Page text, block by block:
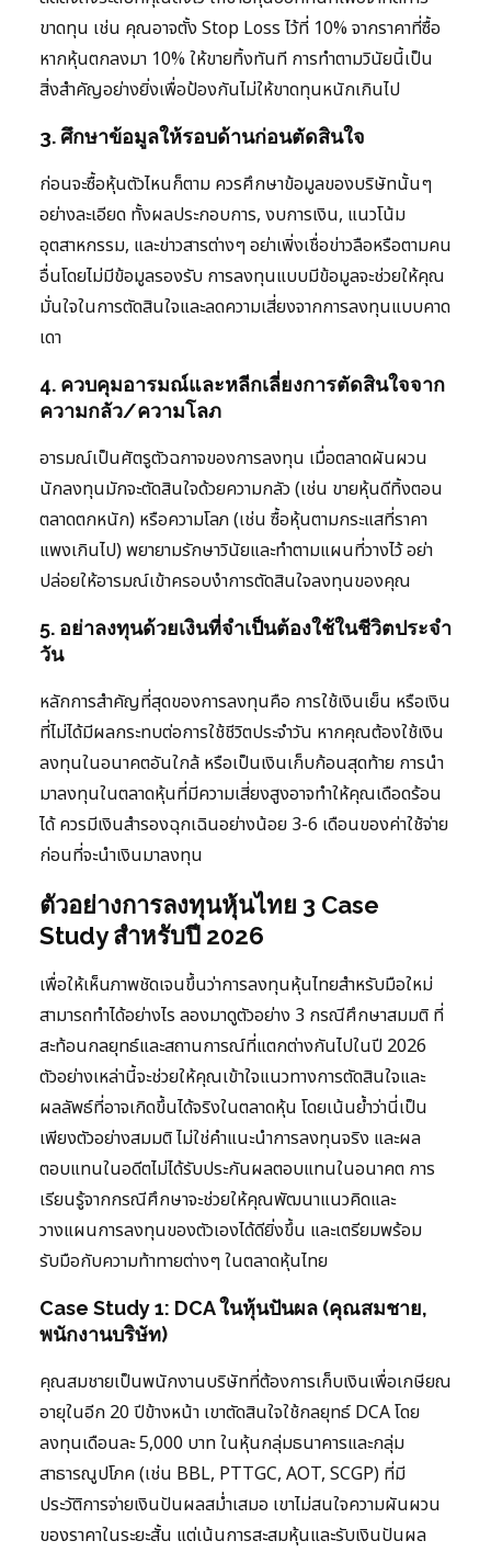
ขาดทุน เช่น คุณอาจตั้ง Stop Loss ไว้ที่ 10% จากราคาที่ซื้อ
หากหุ้นตกลงมา 10% ให้ขายทิ้งทันที การทำตามวินัยนี้เป็น
สิ่งสำคัญอย่างยิ่งเพื่อป้องกันไม่ให้ขาดทุนหนักเกินไป
3. ศึกษาข้อมูลให้รอบด้านก่อนตัดสินใจ
ก่อนจะซื้อหุ้นตัวไหนก็ตาม ควรศึกษาข้อมูลของบริษัทนั้นๆ
อย่างละเอียด ทั้งผลประกอบการ, งบการเงิน, แนวโน้ม
อุตสาหกรรม, และข่าวสารต่างๆ อย่าเพิ่งเชื่อข่าวลือหรือตามคน
อื่นโดยไม่มีข้อมูลรองรับ การลงทุนแบบมีข้อมูลจะช่วยให้คุณ
มั่นใจในการตัดสินใจและลดความเสี่ยงจากการลงทุนแบบคาด
เดา
4. ควบคุมอารมณ์และหลีกเลี่ยงการตัดสินใจจาก
ความกลัว/ความโลภ
อารมณ์เป็นศัตรูตัวฉกาจของการลงทุน เมื่อตลาดผันผวน
นักลงทุนมักจะตัดสินใจด้วยความกลัว (เช่น ขายหุ้นดีทิ้งตอน
ตลาดตกหนัก) หรือความโลภ (เช่น ซื้อหุ้นตามกระแสที่ราคา
แพงเกินไป) พยายามรักษาวินัยและทำตามแผนที่วางไว้ อย่า
ปล่อยให้อารมณ์เข้าครอบงำการตัดสินใจลงทุนของคุณ
5. อย่าลงทุนด้วยเงินที่จำเป็นต้องใช้ในชีวิตประจำ
วัน
หลักการสำคัญที่สุดของการลงทุนคือ การใช้เงินเย็น หรือเงิน
ที่ไม่ได้มีผลกระทบต่อการใช้ชีวิตประจำวัน หากคุณต้องใช้เงิน
ลงทุนในอนาคตอันใกล้ หรือเป็นเงินเก็บก้อนสุดท้าย การนำ
มาลงทุนในตลาดหุ้นที่มีความเสี่ยงสูงอาจทำให้คุณเดือดร้อน
ได้ ควรมีเงินสำรองฉุกเฉินอย่างน้อย 3-6 เดือนของค่าใช้จ่าย
ก่อนที่จะนำเงินมาลงทุน
ตัวอย่างการลงทุนหุ้นไทย 3 Case
Study สำหรับปี 2026
เพื่อให้เห็นภาพชัดเจนขึ้นว่าการลงทุนหุ้นไทยสำหรับมือใหม่
สามารถทำได้อย่างไร ลองมาดูตัวอย่าง 3 กรณีศึกษาสมมติ ที่
สะท้อนกลยุทธ์และสถานการณ์ที่แตกต่างกันไปในปี 2026
ตัวอย่างเหล่านี้จะช่วยให้คุณเข้าใจแนวทางการตัดสินใจและ
ผลลัพธ์ที่อาจเกิดขึ้นได้จริงในตลาดหุ้น โดยเน้นย้ำว่านี่เป็น
เพียงตัวอย่างสมมติ ไม่ใช่คำแนะนำการลงทุนจริง และผล
ตอบแทนในอดีตไม่ได้รับประกันผลตอบแทนในอนาคต การ
เรียนรู้จากกรณีศึกษาจะช่วยให้คุณพัฒนาแนวคิดและ
วางแผนการลงทุนของตัวเองได้ดียิ่งขึ้น และเตรียมพร้อม
รับมือกับความท้าทายต่างๆ ในตลาดหุ้นไทย
Case Study 1: DCA ในหุ้นปันผล (คุณสมชาย,
พนักงานบริษัท)
คุณสมชายเป็นพนักงานบริษัทที่ต้องการเก็บเงินเพื่อเกษียณ
อายุในอีก 20 ปีข้างหน้า เขาตัดสินใจใช้กลยุทธ์ DCA โดย
ลงทุนเดือนละ 5,000 บาท ในหุ้นกลุ่มธนาคารและกลุ่ม
สาธารณูปโภค (เช่น BBL, PTTGC, AOT, SCGP) ที่มี
ประวัติการจ่ายเงินปันผลสม่ำเสมอ เขาไม่สนใจความผันผวน
ของราคาในระยะสั้น แต่เน้นการสะสมหุ้นและรับเงินปันผล